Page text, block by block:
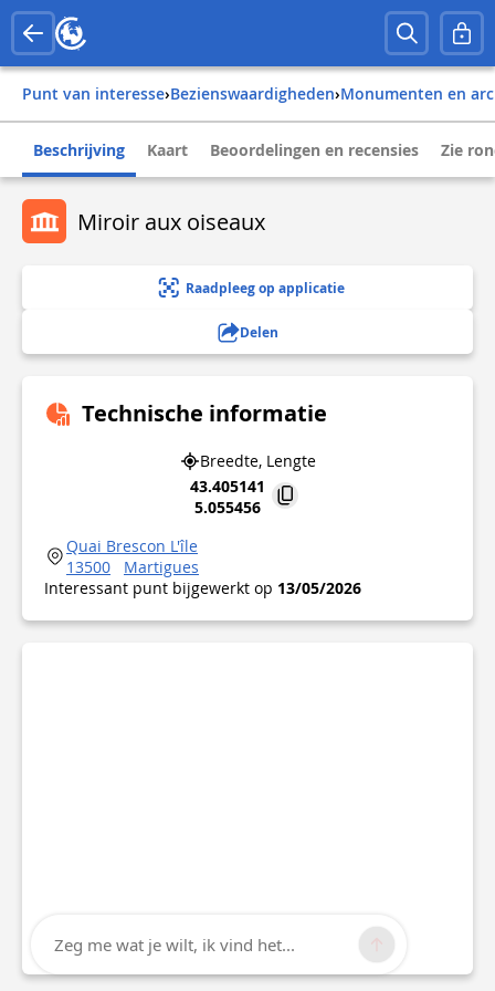
Punt van interesse› Bezienswaardigheden› Monumenten en
Beschrijving Kaart Beoordelingen en recensies Zie
Miroir aux oiseaux
Raadpleeg op applicatie
Delen
Technische informatie
Breedte, Lengte
43.405141
5.055456
Quai Brescon L'île
13500
Martigues
Interessant punt bijgewerkt op 13/05/2026
Zeg me wat je wilt, ik vind het...